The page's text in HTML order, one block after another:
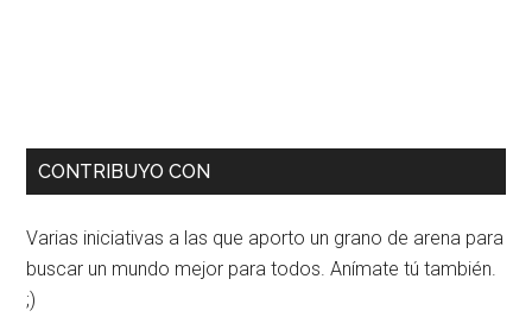
CONTRIBUYO CON
Varias iniciativas a las que aporto un grano de arena para
buscar un mundo mejor para todos. Anímate tú también.
;)